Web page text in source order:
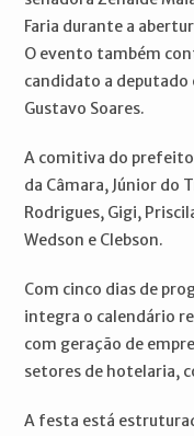
Faria durante a
O evento também
candidato a
Gustavo Soares.
A comitiva do
da Câmara, Júnior do
Rodrigues, Gigi,
Wedson e Clebson.
Com cinco dias de
integra o calendário
com geração de
setores de hotelaria,
A festa está